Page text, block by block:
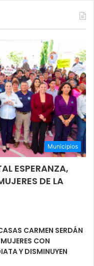
Municipios
ESPERANZA,
DE LA
CARMEN SERDÁN
CON
Y DISMINUYEN